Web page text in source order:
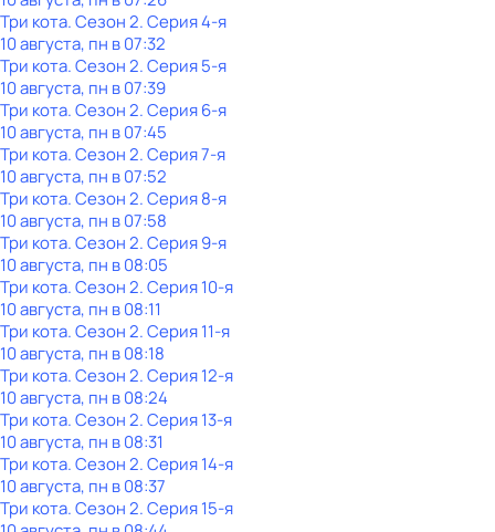
Три кота. Сезон 2. Серия 4-я
10 августа, пн в 07:32
Три кота. Сезон 2. Серия 5-я
10 августа, пн в 07:39
Три кота. Сезон 2. Серия 6-я
10 августа, пн в 07:45
Три кота. Сезон 2. Серия 7-я
10 августа, пн в 07:52
Три кота. Сезон 2. Серия 8-я
10 августа, пн в 07:58
Три кота. Сезон 2. Серия 9-я
10 августа, пн в 08:05
Три кота. Сезон 2. Серия 10-я
10 августа, пн в 08:11
Три кота. Сезон 2. Серия 11-я
10 августа, пн в 08:18
Три кота. Сезон 2. Серия 12-я
10 августа, пн в 08:24
Три кота. Сезон 2. Серия 13-я
10 августа, пн в 08:31
Три кота. Сезон 2. Серия 14-я
10 августа, пн в 08:37
Три кота. Сезон 2. Серия 15-я